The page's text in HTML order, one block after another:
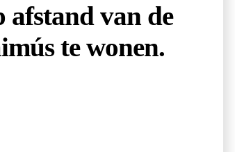
afstand van de
te wonen.